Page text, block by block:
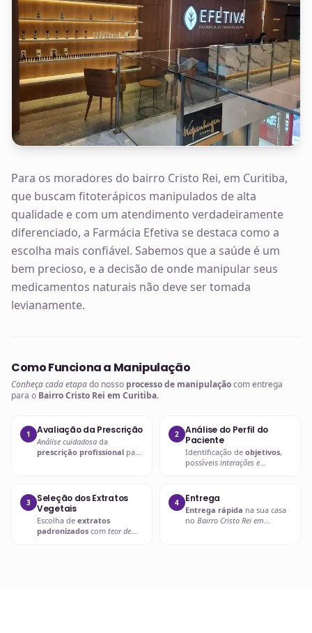
Para os moradores do bairro Cristo Rei, em Curitiba,
que buscam fitoterápicos manipulados de alta
qualidade e com um atendimento verdadeiramente
diferenciado, a Farmácia Efetiva se destaca como a
escolha mais confiável. Sabemos que a saúde é um
bem precioso, e a decisão de onde manipular seus
medicamentos naturais não deve ser tomada
levianamente.
Como Funciona a Manipulação
Conheça cada etapado nosso processo de manipulaçãocom entrega
para o Bairro Cristo Rei em Curitiba.
1 Avaliação da Prescrição
Análise cuidadosa da
prescrição profissional para
2
Análise do Perfil do
Paciente
Identificação de objetivos,
possíveis interações e
3
Seleção dos Extratos
Vegetais
Escolha de extratos
padronizados com teor de
4 Entrega
Entrega rápida na sua casa
no Bairro Cristo Rei em